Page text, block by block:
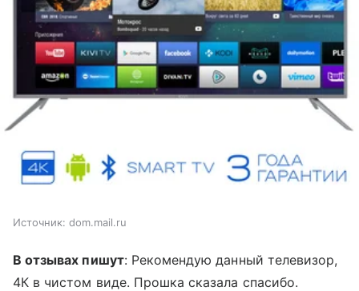
Источник: dom.mail.ru
В отзывах пишут: Рекомендую данный телевизор,
4К в чистом виде. Прошка сказала спасибо.